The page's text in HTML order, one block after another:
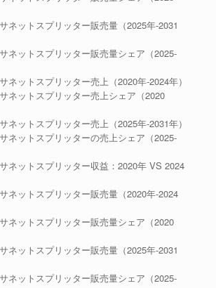
ネットスプリッター販売量（2025年-2031
ネットスプリッター販売量シェア（2025-
ネットスプリッター売上（2020年-2024年）
ネットスプリッター売上シェア（2020
ネットスプリッター売上（2025年-2031年）
ネットスプリッターの売上シェア（2025-
ネットスプリッター収益：2020年 VS 2024
ネットスプリッター販売量（2020年-2024
ネットスプリッター販売量シェア（2020
ネットスプリッター販売量（2025年-2031
ネットスプリッター販売量シェア（2025-